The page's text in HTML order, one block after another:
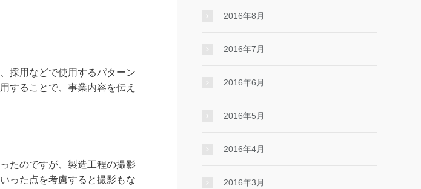
採用などで使用するパターン
することで、事業内容を伝え
たのですが、製造工程の撮影
った点を考慮すると撮影もな
2016年8月
2016年7月
2016年6月
2016年5月
2016年4月
2016年3月